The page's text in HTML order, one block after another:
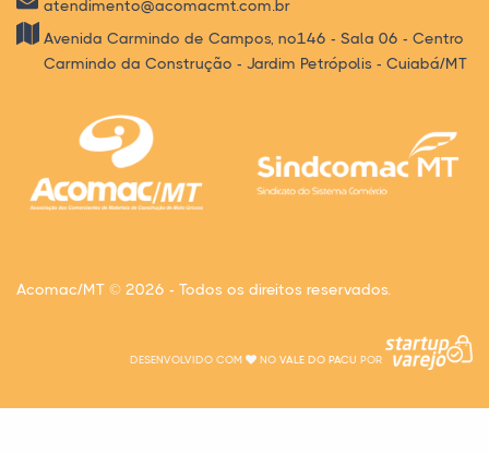
atendimento@acomacmt.com.br
Avenida Carmindo de Campos, nº146 - Sala 06 - Centro
Carmindo da Construção - Jardim Petrópolis - Cuiabá/MT
Acomac/MT © 2026 - Todos os direitos reservados.
DESENVOLVIDO COM NO VALE DO PACU POR